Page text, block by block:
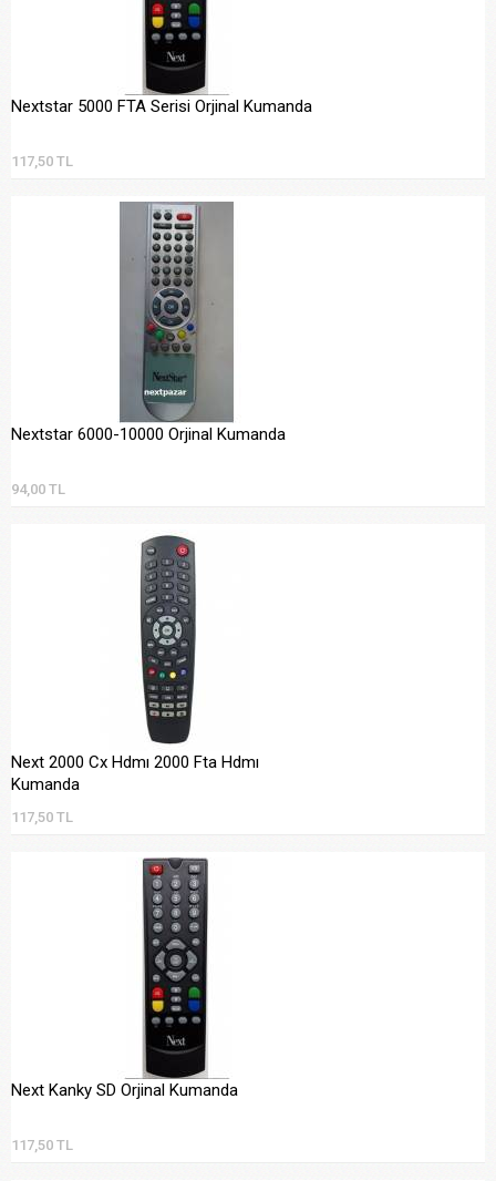
Nextstar 5000 FTA Serisi Orjinal Kumanda
117,50 TL
Nextstar 6000-10000 Orjinal Kumanda
94,00 TL
Next 2000 Cx Hdmı 2000 Fta Hdmı
Kumanda
117,50 TL
Next Kanky SD Orjinal Kumanda
117,50 TL